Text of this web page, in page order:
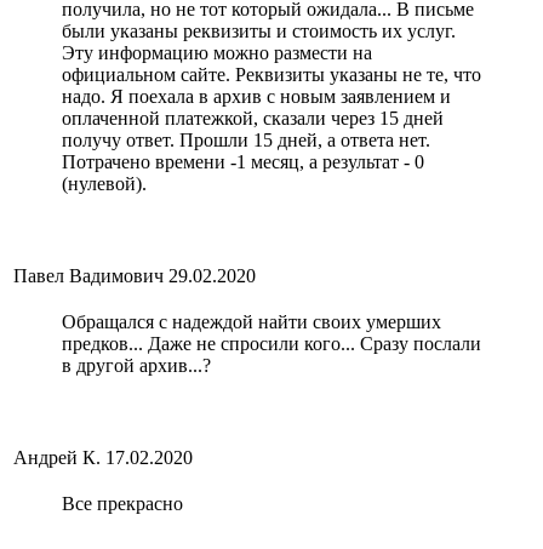
получила, но не тот который ожидала... В письме
были указаны реквизиты и стоимость их услуг.
Эту информацию можно размести на
официальном сайте. Реквизиты указаны не те, что
надо. Я поехала в архив с новым заявлением и
оплаченной платежкой, сказали через 15 дней
получу ответ. Прошли 15 дней, а ответа нет.
Потрачено времени -1 месяц, а результат - 0
(нулевой).
Павел Вадимович 29.02.2020
Обращался с надеждой найти своих умерших
предков... Даже не спросили кого... Сразу послали
в другой архив...?
Андрей К. 17.02.2020
Все прекрасно